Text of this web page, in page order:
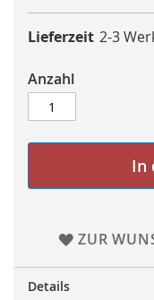
Lieferzeit 2-3
Anzahl
In
ZUR
Details